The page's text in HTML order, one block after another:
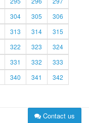
304 305
306
313 314
315
322 323
324
331 332
333
340 341
342
Contact us